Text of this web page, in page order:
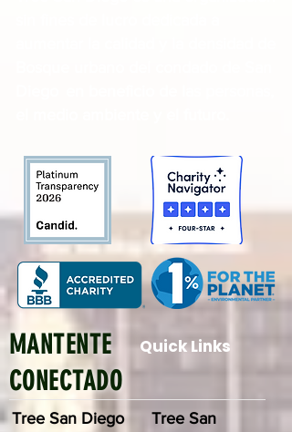
MANTENTE
CONECTADO
Quick Links
Tree San Diego
Tree San